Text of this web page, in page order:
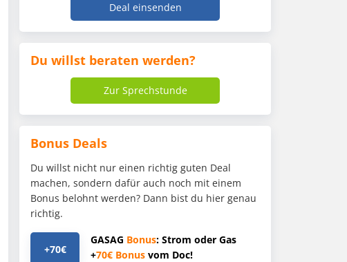
Deal einsenden
Du willst beraten werden?
Zur Sprechstunde
Bonus Deals
Du willst nicht nur einen richtig guten Deal
machen, sondern dafür auch noch mit einem
Bonus belohnt werden? Dann bist du hier genau
richtig.
+70€
GASAG Bonus: Strom oder Gas
+70€ Bonus vom Doc!